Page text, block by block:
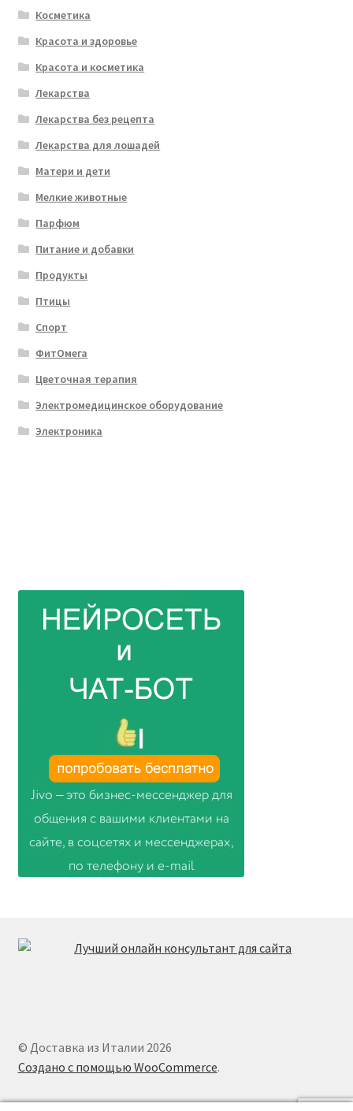
Косметика
Красота и здоровье
Красота и косметика
Лекарства
Лекарства без рецепта
Лекарства для лошадей
Матери и дети
Мелкие животные
Парфюм
Питание и добавки
Продукты
Птицы
Спорт
ФитОмега
Цветочная терапия
Электромедицинское оборудование
Электроника
© Доставка из Италии 2026
Создано с помощью WooCommerce.